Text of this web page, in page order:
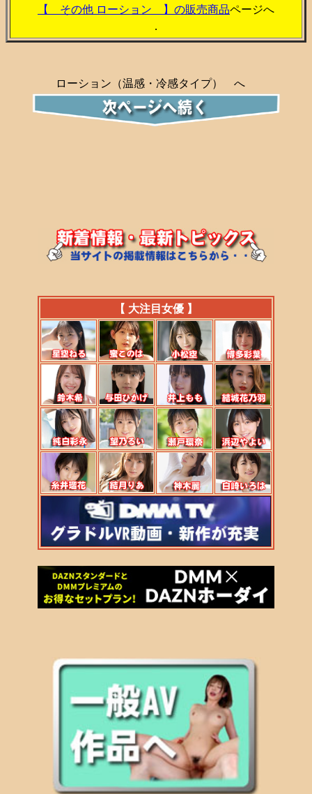
【 その他 ローション 】の販売商品ページへ
．
ローション（温感・冷感タイプ） へ